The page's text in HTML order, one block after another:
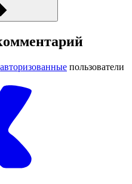
авторизованные пользователи